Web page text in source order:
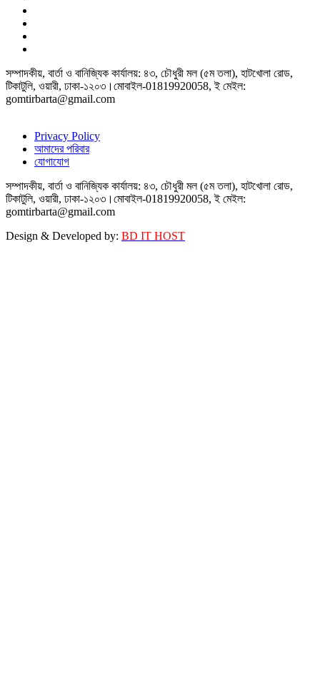
সম্পাদকীয়, বার্তা ও বানিজ্যিক কার্যালয়: ৪৩, চৌধুরী মল (৫ম তলা), হাটখোলা রোড,
টিকাটুলি, ওয়ারী, ঢাকা-১২০৩।মোবাইল-01819920058, ই মেইল:
gomtirbarta@gmail.com
Privacy Policy
আমাদের পরিবার
যোগাযোগ
সম্পাদকীয়, বার্তা ও বানিজ্যিক কার্যালয়: ৪৩, চৌধুরী মল (৫ম তলা), হাটখোলা রোড,
টিকাটুলি, ওয়ারী, ঢাকা-১২০৩।মোবাইল-01819920058, ই মেইল:
gomtirbarta@gmail.com
Design & Developed by: BD IT HOST